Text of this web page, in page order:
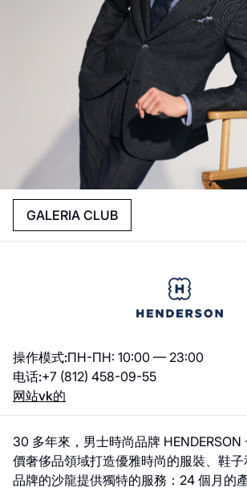
GALERIA CLUB
操作模式:ПН-ПН: 10:00 — 23:00
电话:+7 (812) 458-09-55
网站vk的
30 多年來，男士時尚品牌 HENDERSON
價奢侈品領域打造優雅時尚的服裝、鞋
品牌的沙龍提供獨特的服務：24 個月的